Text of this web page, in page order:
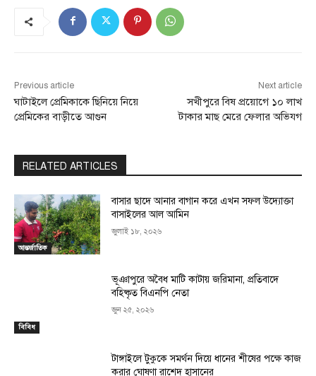
Previous article
ঘাটাইলে প্রেমিকাকে ছিনিয়ে নিয়ে
প্রেমিকের বাড়ীতে আগুন
Next article
সখীপুরে বিষ প্রয়োগে ১০ লাখ
টাকার মাছ মেরে ফেলার অভিযগ
RELATED ARTICLES
আন্তর্জাতিক
বাসার ছাদে আনার বাগান করে এখন সফল উদ্যোক্তা
বাসাইলের আল আমিন
জুলাই ১৮, ২০২৬
বিবিধ
ভূঞাপুরে অবৈধ মাটি কাটায় জরিমানা, প্রতিবাদে
বহিষ্কৃত বিএনপি নেতা
জুন ২৫, ২০২৬
টাঙ্গাইলে টুকুকে সমর্থন দিয়ে ধানের শীষের পক্ষে কাজ
করার ঘোষণা রাশেদ হাসানের